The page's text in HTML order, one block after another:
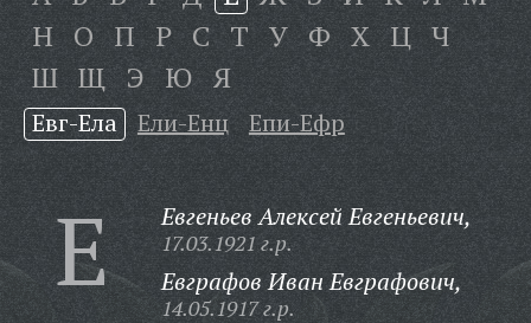
Н О П Р С Т У Ф Х Ц Ч
Ш Щ Э Ю Я
Евг-Ела Ели-Енц Епи-Ефр
Е Евгеньев Алексей Евгеньевич,
17.03.1921 г.р.
Евграфов Иван Евграфович,
14.05.1917 г.р.